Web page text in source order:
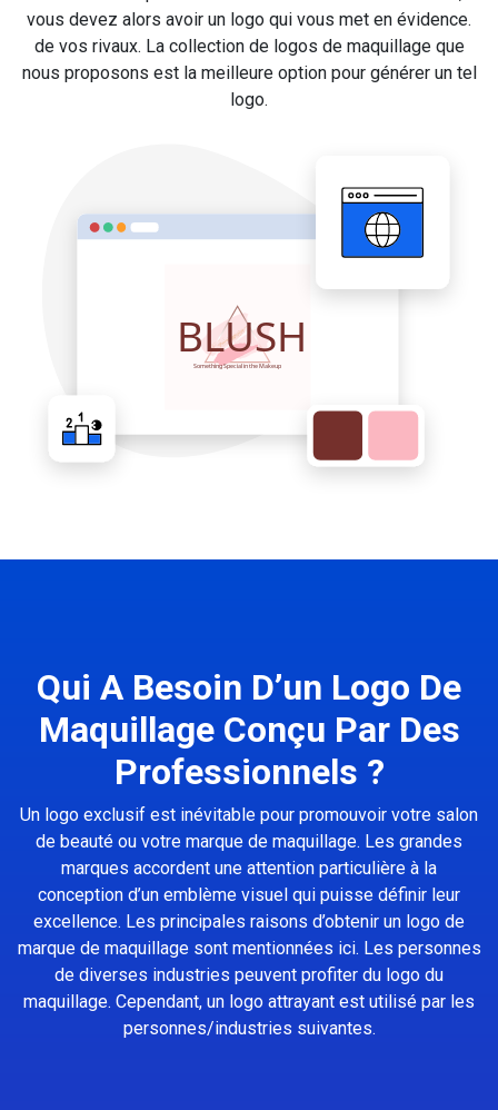
vous devez alors avoir un logo qui vous met en évidence.
de vos rivaux. La collection de logos de maquillage que
nous proposons est la meilleure option pour générer un tel
logo.
Qui A Besoin D’un Logo De
Maquillage Conçu Par Des
Professionnels ?
Un logo exclusif est inévitable pour promouvoir votre salon
de beauté ou votre marque de maquillage. Les grandes
marques accordent une attention particulière à la
conception d’un emblème visuel qui puisse définir leur
excellence. Les principales raisons d’obtenir un logo de
marque de maquillage sont mentionnées ici. Les personnes
de diverses industries peuvent profiter du logo du
maquillage. Cependant, un logo attrayant est utilisé par les
personnes/industries suivantes.